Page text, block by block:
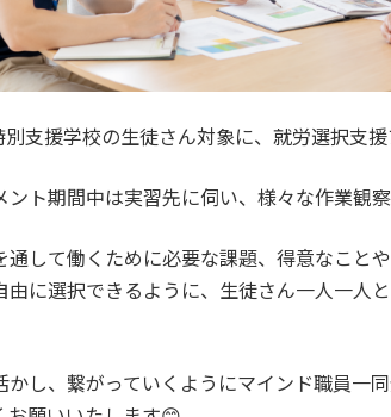
支援学校の生徒さん対象に、就労選択支
ト期間中は実習先に伺い、様々な作業観察
通して働くために必要な課題、得意なこと
由に選択できるように、生徒さん一人一人
かし、繋がっていくようにマインド職員一